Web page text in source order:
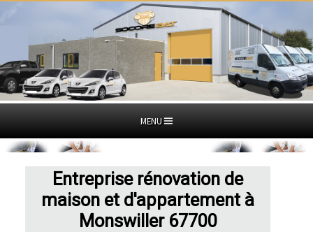
MENU
Entreprise rénovation de
maison et d'appartement à
Monswiller 67700